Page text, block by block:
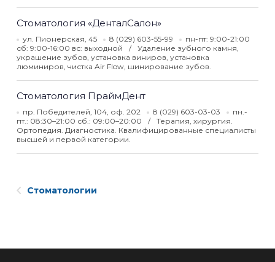
Стоматология «ДенталСалон»
ул. Пионерская, 45 8 (029) 603-55-99
пн-пт: 9:00-21:00
сб: 9:00-16:00 вс: выходной
Удаление зубного камня,
украшение зубов, установка виниров, установка
люминиров, чистка Air Flow, шинирование зубов.
Стоматология ПраймДент
пр. Победителей, 104, оф. 202 8 (029) 603-03-03
пн.-
пт.: 08:30–21:00 сб.: 09:00–20:00
Терапия, хирургия.
Ортопедия. Диагностика. Квалифицированные специалисты
высшей и первой категории.
Стоматологии